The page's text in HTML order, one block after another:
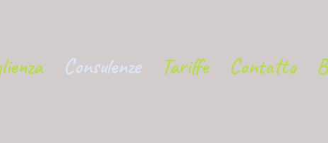
Consulenze Tariffe Contatto